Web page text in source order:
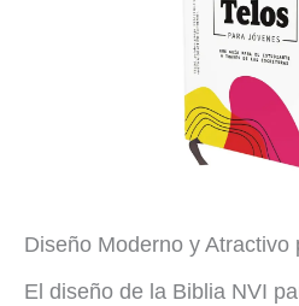
Diseño Moderno y
El diseño de la Biblia NVI